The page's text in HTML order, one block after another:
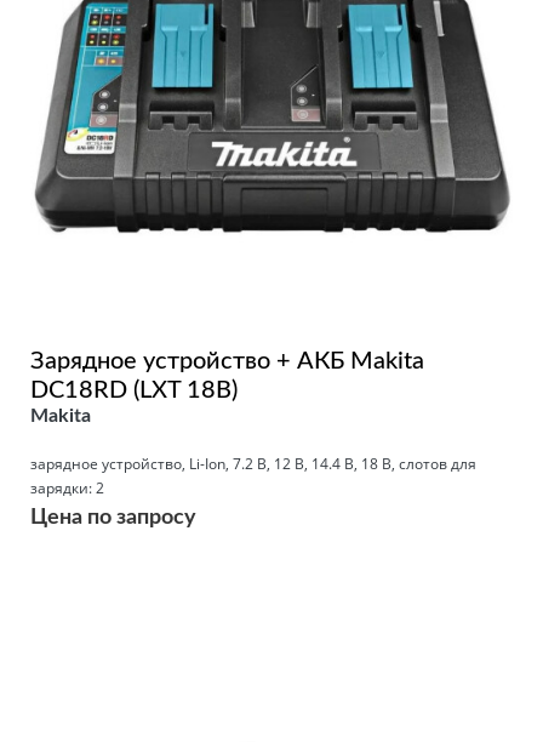
Зарядное устройство + АКБ Makita
DC18RD (LXT 18В)
Makita
зарядное устройство, Li-Ion, 7.2 В, 12 В, 14.4 В, 18 В, слотов для
зарядки: 2
Цена по запросу